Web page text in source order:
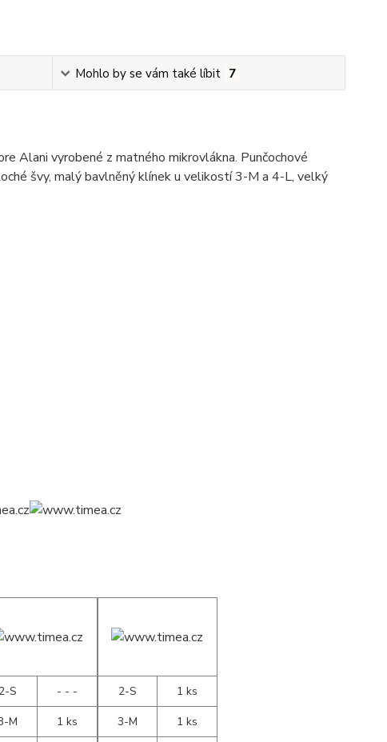
Mohlo by se vám také líbit 7
Alani vyrobené z matného mikrovlákna. Punčochové
švy, malý bavlněný klínek u velikostí 3-M a 4-L, velký
2-S
- - -
M
1 ks
2-S
1 ks
3-M
1 ks